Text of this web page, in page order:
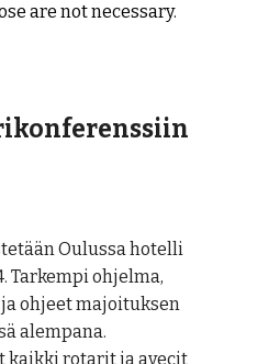
are not necessary.
Oulussa hotelli
Tarkempi ohjelma,
ohjeet majoituksen
alempana.
kaikki rotarit ja avecit